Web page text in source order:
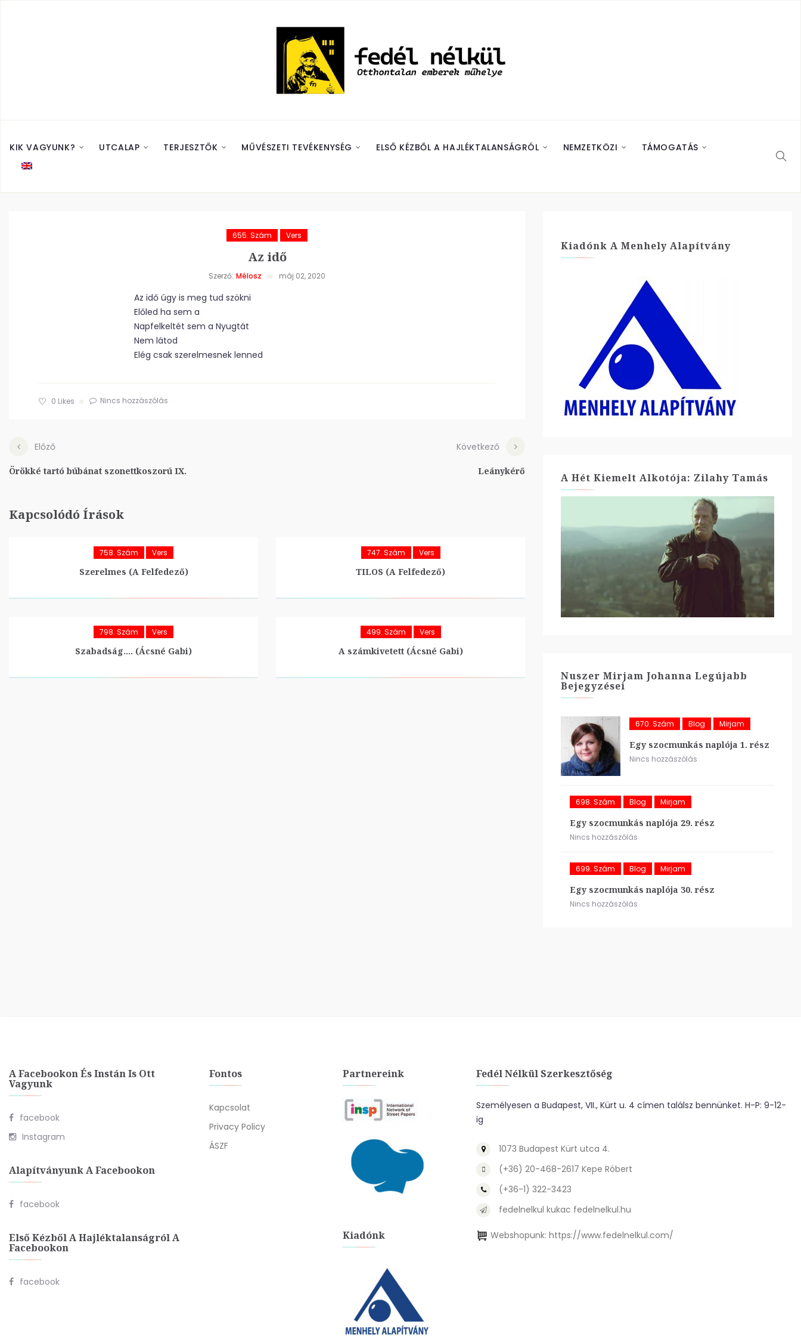
KIK VAGYUNK? UTCALAP TERJESZTŐK MŰVÉSZETI TEVÉKENYSÉG ELSŐ KÉZBŐL A HAJLÉKTALANSÁGRÓL NEMZETKÖZI TÁMOGATÁS
655. Szám Vers
Az idő
Szerző: Mélosz máj 02, 2020
Az idő úgy is meg tud szökni
Előled ha sem a
Napfelkeltét sem a Nyugtát
Nem látod
Elég csak szerelmesnek lenned
0 Likes Nincs hozzászólás
Előző
Örökké tartó búbánat szonettkoszorú IX.
Következő
Leánykérő
Kapcsolódó Írások
758. Szám Vers
Szerelmes (A Felfedező)
747. Szám Vers
TILOS (A Felfedező)
798. Szám Vers
Szabadság…. (Ácsné Gabi)
499. Szám Vers
A számkivetett (Ácsné Gabi)
Kiadónk A Menhely Alapítvány
A Hét Kiemelt Alkotója: Zilahy Tamás
Nuszer Mirjam Johanna Legújabb
Bejegyzései
670. Szám Blog Mirjam
Egy szocmunkás naplója 1. rész
Nincs hozzászólás
698. Szám Blog Mirjam
Egy szocmunkás naplója 29. rész
Nincs hozzászólás
699. Szám Blog Mirjam
Egy szocmunkás naplója 30. rész
Nincs hozzászólás
A Facebookon És Instán Is Ott
Vagyunk
facebook
Instagram
Alapítványunk A Facebookon
facebook
Első Kézből A Hajléktalanságról A
Facebookon
facebook
Fontos
Kapcsolat
Privacy Policy
ÁSZF
Partnereink
Kiadónk
Fedél Nélkül Szerkesztőség
Személyesen a Budapest, VII., Kürt u. 4 címen találsz bennünket. H-P: 9-12-
ig
1073 Budapest Kürt utca 4.
(+36) 20-468-2617 Kepe Róbert
(+36-1) 322-3423
fedelnelkul kukac fedelnelkul.hu
Webshopunk: https://www.fedelnelkul.com/